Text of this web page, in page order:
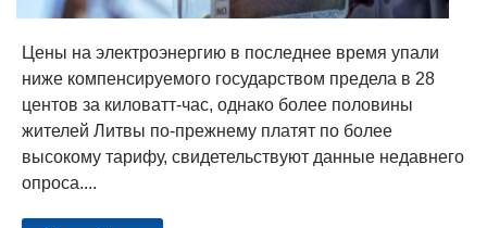
Цены на электроэнергию в последнее время упали
ниже компенсируемого государством предела в 28
центов за киловатт-час, однако более половины
жителей Литвы по-прежнему платят по более
высокому тарифу, свидетельствуют данные недавнего
опроса....